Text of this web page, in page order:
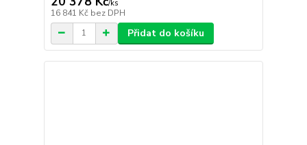
/ks
16 841 Kč bez DPH
Přidat do košíku